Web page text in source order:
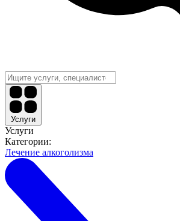
Услуги
Услуги
Категории:
Лечение алкоголизма